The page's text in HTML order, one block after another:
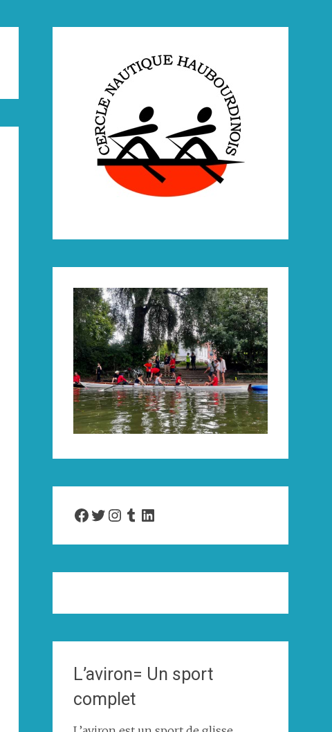
Facebook
Twitter
Instagram
Tumblr
LinkedIn
L’aviron= Un sport
complet